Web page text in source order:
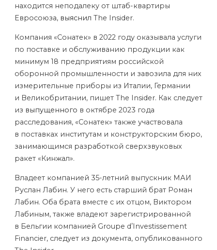
находится неподалеку от штаб-квартиры
Евросоюза, выяснил The Insider.
Компания «Сонатек» в 2022 году оказывала услуги
по поставке и обслуживанию продукции как
минимум 18 предприятиям российской
оборонной промышленности и завозила для них
измерительные приборы из Италии, Германии
и Великобритании, пишет The Insider. Как следует
из выпущенного в октябре 2023 года
расследования, «Сонатек» также участвовала
в поставках институтам и конструкторским бюро,
занимающимся разработкой сверхзвуковых
ракет «Кинжал».
Владеет компанией 35-летний выпускник МАИ
Руслан Лабин. У него есть старший брат Роман
Лабин. Оба брата вместе с их отцом, Виктором
Лабиным, также владеют зарегистрированной
в Бельгии компанией Groupe dʼInvestissement
Financier, следует из документа, опубликованного